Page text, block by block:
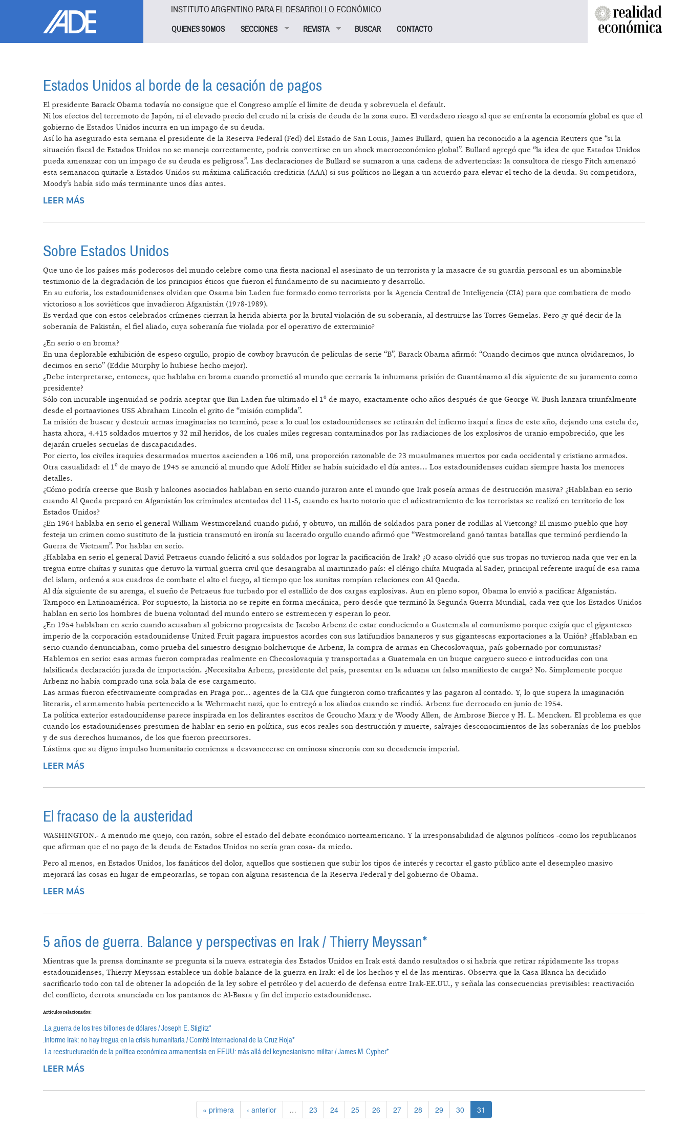
INSTITUTO ARGENTINO PARA EL DESARROLLO ECONÓMICO
QUIENES SOMOS SECCIONES REVISTA BUSCAR CONTACTO
Estados Unidos al borde de la cesación de pagos
El presidente Barack Obama todavía no consigue que el Congreso amplíe el límite de deuda y sobrevuela el default.
Ni los efectos del terremoto de Japón, ni el elevado precio del crudo ni la crisis de deuda de la zona euro. El verdadero riesgo al que se enfrenta la economía global es que el
gobierno de Estados Unidos incurra en un impago de su deuda.
Así lo ha asegurado esta semana el presidente de la Reserva Federal (Fed) del Estado de San Louis, James Bullard, quien ha reconocido a la agencia Reuters que “si la
situación fiscal de Estados Unidos no se maneja correctamente, podría convertirse en un shock macroeconómico global”. Bullard agregó que “la idea de que Estados Unidos
pueda amenazar con un impago de su deuda es peligrosa”. Las declaraciones de Bullard se sumaron a una cadena de advertencias: la consultora de riesgo Fitch amenazó
esta semanacon quitarle a Estados Unidos su máxima calificación crediticia (AAA) si sus políticos no llegan a un acuerdo para elevar el techo de la deuda. Su competidora,
Moody’s había sido más terminante unos días antes.
LEER MÁS
Sobre Estados Unidos
Que uno de los países más poderosos del mundo celebre como una fiesta nacional el asesinato de un terrorista y la masacre de su guardia personal es un abominable
testimonio de la degradación de los principios éticos que fueron el fundamento de su nacimiento y desarrollo.
En su euforia, los estadounidenses olvidan que Osama bin Laden fue formado como terrorista por la Agencia Central de Inteligencia (CIA) para que combatiera de modo
victorioso a los soviéticos que invadieron Afganistán (1978-1989).
Es verdad que con estos celebrados crímenes cierran la herida abierta por la brutal violación de su soberanía, al destruirse las Torres Gemelas. Pero ¿y qué decir de la
soberanía de Pakistán, el fiel aliado, cuya soberanía fue violada por el operativo de exterminio?
¿En serio o en broma?
En una deplorable exhibición de espeso orgullo, propio de cowboy bravucón de películas de serie “B”, Barack Obama afirmó: “Cuando decimos que nunca olvidaremos, lo
decimos en serio” (Eddie Murphy lo hubiese hecho mejor).
¿Debe interpretarse, entonces, que hablaba en broma cuando prometió al mundo que cerraría la inhumana prisión de Guantánamo al día siguiente de su juramento como
presidente?
Sólo con incurable ingenuidad se podría aceptar que Bin Laden fue ultimado el 1º de mayo, exactamente ocho años después de que George W. Bush lanzara triunfalmente
desde el portaaviones USS Abraham Lincoln el grito de “misión cumplida”.
La misión de buscar y destruir armas imaginarias no terminó, pese a lo cual los estadounidenses se retirarán del infierno iraquí a fines de este año, dejando una estela de,
hasta ahora, 4.415 soldados muertos y 32 mil heridos, de los cuales miles regresan contaminados por las radiaciones de los explosivos de uranio empobrecido, que les
dejarán crueles secuelas de discapacidades.
Por cierto, los civiles iraquíes desarmados muertos ascienden a 106 mil, una proporción razonable de 23 musulmanes muertos por cada occidental y cristiano armados.
Otra casualidad: el 1º de mayo de 1945 se anunció al mundo que Adolf Hitler se había suicidado el día antes... Los estadounidenses cuidan siempre hasta los menores
detalles.
¿Cómo podría creerse que Bush y halcones asociados hablaban en serio cuando juraron ante el mundo que Irak poseía armas de destrucción masiva? ¿Hablaban en serio
cuando Al Qaeda preparó en Afganistán los criminales atentados del 11-S, cuando es harto notorio que el adiestramiento de los terroristas se realizó en territorio de los
Estados Unidos?
¿En 1964 hablaba en serio el general William Westmoreland cuando pidió, y obtuvo, un millón de soldados para poner de rodillas al Vietcong? El mismo pueblo que hoy
festeja un crimen como sustituto de la justicia transmutó en ironía su lacerado orgullo cuando afirmó que “Westmoreland ganó tantas batallas que terminó perdiendo la
Guerra de Vietnam”. Por hablar en serio.
¿Hablaba en serio el general David Petraeus cuando felicitó a sus soldados por lograr la pacificación de Irak? ¿O acaso olvidó que sus tropas no tuvieron nada que ver en la
tregua entre chiítas y sunitas que detuvo la virtual guerra civil que desangraba al martirizado país: el clérigo chiíta Muqtada al Sader, principal referente iraquí de esa rama
del islam, ordenó a sus cuadros de combate el alto el fuego, al tiempo que los sunitas rompían relaciones con Al Qaeda.
Al día siguiente de su arenga, el sueño de Petraeus fue turbado por el estallido de dos cargas explosivas. Aun en pleno sopor, Obama lo envió a pacificar Afganistán.
Tampoco en Latinoamérica. Por supuesto, la historia no se repite en forma mecánica, pero desde que terminó la Segunda Guerra Mundial, cada vez que los Estados Unidos
hablan en serio los hombres de buena voluntad del mundo entero se estremecen y esperan lo peor.
¿En 1954 hablaban en serio cuando acusaban al gobierno progresista de Jacobo Arbenz de estar conduciendo a Guatemala al comunismo porque exigía que el gigantesco
imperio de la corporación estadounidense United Fruit pagara impuestos acordes con sus latifundios bananeros y sus gigantescas exportaciones a la Unión? ¿Hablaban en
serio cuando denunciaban, como prueba del siniestro designio bolchevique de Arbenz, la compra de armas en Checoslovaquia, país gobernado por comunistas?
Hablemos en serio: esas armas fueron compradas realmente en Checoslovaquia y transportadas a Guatemala en un buque carguero sueco e introducidas con una
falsificada declaración jurada de importación. ¿Necesitaba Arbenz, presidente del país, presentar en la aduana un falso manifiesto de carga? No. Simplemente porque
Arbenz no había comprado una sola bala de ese cargamento.
Las armas fueron efectivamente compradas en Praga por... agentes de la CIA que fungieron como traficantes y las pagaron al contado. Y, lo que supera la imaginación
literaria, el armamento había pertenecido a la Wehrmacht nazi, que lo entregó a los aliados cuando se rindió. Arbenz fue derrocado en junio de 1954.
La política exterior estadounidense parece inspirada en los delirantes escritos de Groucho Marx y de Woody Allen, de Ambrose Bierce y H. L. Mencken. El problema es que
cuando los estadounidenses presumen de hablar en serio en política, sus ecos reales son destrucción y muerte, salvajes desconocimientos de las soberanías de los pueblos
y de sus derechos humanos, de los que fueron precursores.
Lástima que su digno impulso humanitario comienza a desvanecerse en ominosa sincronía con su decadencia imperial.
LEER MÁS
El fracaso de la austeridad
WASHINGTON.- A menudo me quejo, con razón, sobre el estado del debate económico norteamericano. Y la irresponsabilidad de algunos políticos -como los republicanos
que afirman que el no pago de la deuda de Estados Unidos no sería gran cosa- da miedo.
Pero al menos, en Estados Unidos, los fanáticos del dolor, aquellos que sostienen que subir los tipos de interés y recortar el gasto público ante el desempleo masivo
mejorará las cosas en lugar de empeorarlas, se topan con alguna resistencia de la Reserva Federal y del gobierno de Obama.
LEER MÁS
5 años de guerra. Balance y perspectivas en Irak / Thierry Meyssan*
Mientras que la prensa dominante se pregunta si la nueva estrategia des Estados Unidos en Irak está dando resultados o si habría que retirar rápidamente las tropas
estadounidenses, Thierry Meyssan establece un doble balance de la guerra en Irak: el de los hechos y el de las mentiras. Observa que la Casa Blanca ha decidido
sacrificarlo todo con tal de obtener la adopción de la ley sobre el petróleo y del acuerdo de defensa entre Irak-EE.UU., y señala las consecuencias previsibles: reactivación
del conflicto, derrota anunciada en los pantanos de Al-Basra y fin del imperio estadounidense.
Artículos relacionados:
.La guerra de los tres billones de dólares / Joseph E. Stiglitz*
.Informe Irak: no hay tregua en la crisis humanitaria / Comité Internacional de la Cruz Roja*
.La reestructuración de la política económica armamentista en EEUU: más allá del keynesianismo militar / James M. Cypher*
LEER MÁS
« primera ‹ anterior … 23 24 25 26 27 28 29 30 31